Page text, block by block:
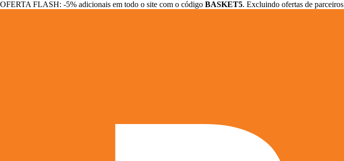
OFERTA FLASH: -5% adicionais em todo o site com o código BASKET5. Excluindo ofertas de parceiros